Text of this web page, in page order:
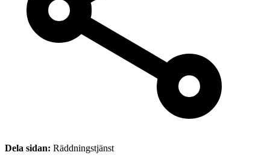
Dela sidan: Räddningstjänst